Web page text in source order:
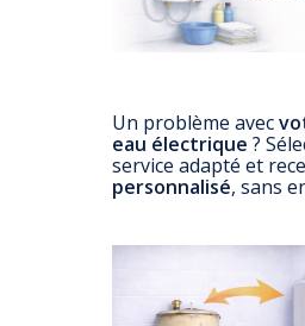
Un problème avec
eau électrique ?
service adapté et
personnalisé, sans